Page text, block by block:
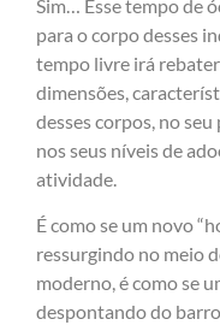
Sim… Esse tempo de
para o corpo desses
tempo livre irá
dimensões,
desses corpos, no
nos seus níveis de
atividade.
É como se um novo
ressurgindo no meio
moderno, é como se
despontando do